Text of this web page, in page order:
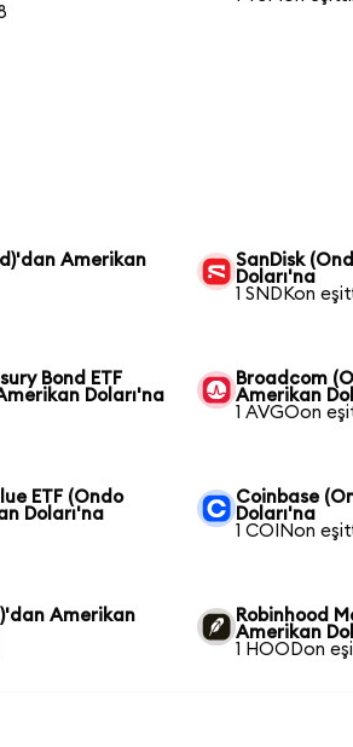
Amerikan
SanDisk
Doları'na
1 SNDKon
Bond ETF
Doları'na
Broadcom
Amerikan
1 AVGOon
ETF (Ondo
Doları'na
Coinbase
Doları'na
1 COINon
Amerikan
Robinhood
Amerikan
1 HOODon